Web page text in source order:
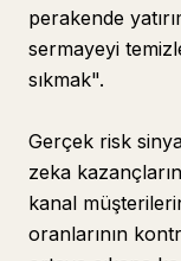
perakende
sermayeyi
sıkmak".
Gerçek risk
zeka
kanal
oranlarının